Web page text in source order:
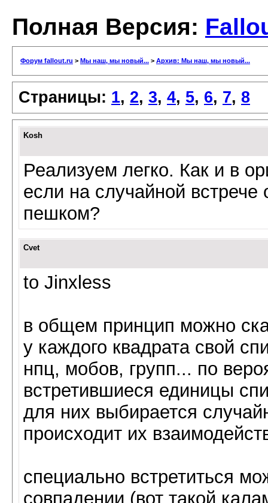
Полная Версия:
Форум fallout.ru > Мы наш, мы новый... > Архив: Мы наш, мы новый...
Страницы: 1, 2, 3, 4, 5, 6, 7, 8
Kosh
Реализуем легко. Как и в
если на случайной
пешком?
Cvet
to Jinxless
в общем принцип можно
у каждого квадрата свой
нпц, мобов, групп... по
встретившиеся единицы
для них выбирается
происходит их
специально встретиться
совпадении (вот такой